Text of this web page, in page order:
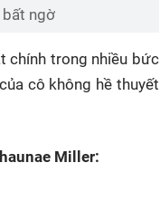
bất ngờ
chính trong nhiều bức
cô không hề thuyết
Miller: